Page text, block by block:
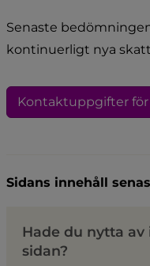
Senaste
kontinuerligt nya
Kontaktuppgifter för
Sidans innehåll
Hade du nytta
sidan?